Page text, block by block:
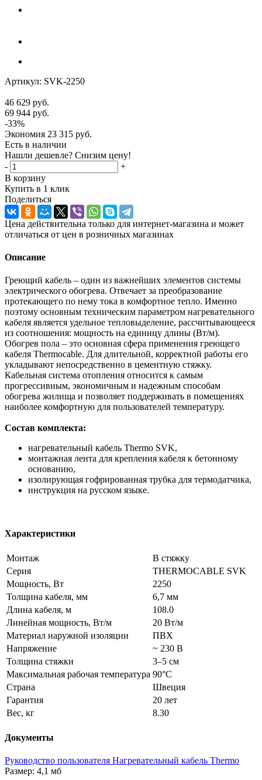
Артикул: SVK-2250
46 629 руб.
69 944 руб.
-33%
Экономия 23 315 руб.
Есть в наличии
Нашли дешевле? Снизим цену!
-
+
В корзину
Купить в 1 клик
Поделиться
Цена действительна только для интернет-магазина и может
отличаться от цен в розничных магазинах
Описание
Греющий кабель – один из важнейших элементов системы
электрического обогрева. Отвечает за преобразование
протекающего по нему тока в комфортное тепло. Именно
поэтому основным техническим параметром нагревательного
кабеля является удельное тепловыделение, рассчитывающееся
из соотношения: мощность на единицу длины (Вт/м).
Обогрев пола – это основная сфера применения греющего
кабеля Thermocable. Для длительной, корректной работы его
укладывают непосредственно в цементную стяжку.
Кабельная система отопления относится к самым
прогрессивным, экономичным и надежным способам
обогрева жилища и позволяет поддерживать в помещениях
наиболее комфортную для пользователей температуру.
Состав комплекта:
нагревательный кабель Thermo SVK,
монтажная лента для крепления кабеля к бетонному
основанию,
изолирующая гофрированная трубка для термодатчика,
инструкция на русском языке.
Характеристики
Монтаж
В стяжку
Серия
THERMOCABLE SVK
Мощность, Вт
2250
Толщина кабеля, мм
6,7 мм
Длина кабеля, м
108.0
Линейная мощность, Вт/м
20 Вт/м
Материал наружной изоляции
ПВХ
Напряжение
~ 230 В
Толщина стяжки
3–5 см
Максимальная рабочая температура 90°С
Страна
Швеция
Гарантия
20 лет
Вес, кг
8.30
Документы
Руководство пользователя Нагревательный кабель Thermo
Размер: 4,1 мб